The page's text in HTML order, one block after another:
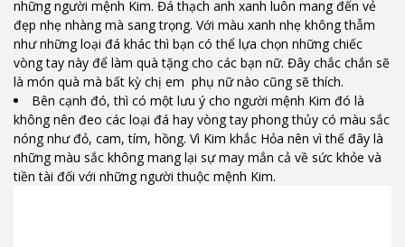
những người mệnh Kim. Đá thạch anh xanh luôn mang đến vẻ
đẹp nhẹ nhàng mà sang trọng. Với màu xanh nhẹ không thẫm
như những loại đá khác thì bạn có thể lựa chọn những chiếc
vòng tay này để làm quà tặng cho các bạn nữ. Đây chắc chắn sẽ
là món quà mà bất kỳ chị em phụ nữ nào cũng sẽ thích.
Bên cạnh đó, thì có một lưu ý cho người mệnh Kim đó là
không nên đeo các loại đá hay vòng tay phong thủy có màu sắc
nóng như đỏ, cam, tím, hồng. Vì Kim khắc Hỏa nên vì thế đây là
những màu sắc không mang lại sự may mắn cả về sức khỏe và
tiền tài đối với những người thuộc mệnh Kim.